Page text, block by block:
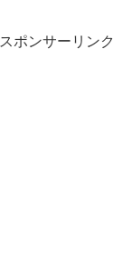
スポンサーリンク